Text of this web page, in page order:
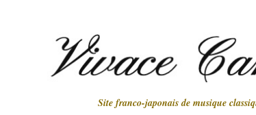
Site franco-japonais de musique